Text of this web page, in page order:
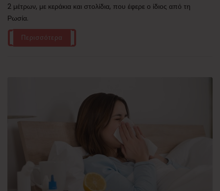
2 μέτρων, με κεράκια και στολίδια, που έφερε ο ίδιος από τη
Ρωσία.
Περισσότερα